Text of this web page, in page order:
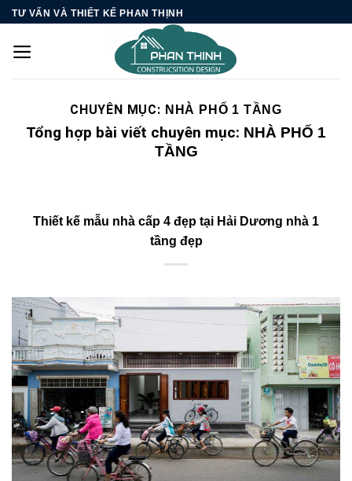
Skip
content
TƯ VẤN VÀ THIẾT KẾ PHAN THỊNH
CHUYÊN MỤC: NHÀ PHỐ 1 TẦNG
Tổng hợp bài viết chuyên mục: NHÀ PHỐ 1
TẦNG
Thiết kế mẫu nhà cấp 4 đẹp tại Hải Dương nhà 1
tầng đẹp